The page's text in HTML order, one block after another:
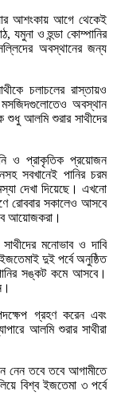
আশংকায় আগে থেকেই
যমুনা ও হুন্ডা কোম্পানির
অবস্থানের জন্য
চলাচলের রাস্তায়ও
অবস্থান
আলমি শুরার সাথীদের
ও প্রাকৃতিক প্রয়োজন
সবখানেই পানির চরম
দেখা দিয়েছে। এখনো
রোববার সকালেও আসবে
আয়োজকরা।
মনোভাব ও দাবি
দুই পর্বে অনুষ্ঠিত
সঙ্কট কমে আসবে।
গ্রহণ করেন এবং
আলমি শুরার সাথীরা
নেন তবে তবে আগামীতে
বিশ্ব ইজতেমা ৩ পর্বে